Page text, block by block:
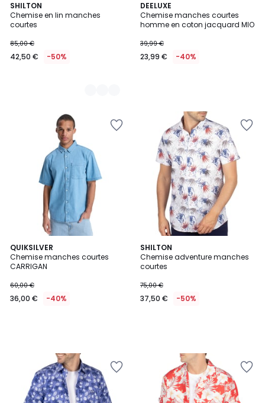
SHILTON
Chemise en lin manches
courtes
85,00 €
42,50 € -50%
5
Couleurs
DEELUXE
Chemise manches courtes
homme en coton jacquard MIO
39,99 €
23,99 € -40%
QUIKSILVER
Chemise manches courtes
CARRIGAN
60,00 €
36,00 € -40%
SHILTON
Chemise adventure manches
courtes
75,00 €
37,50 € -50%